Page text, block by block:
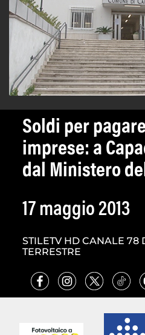
Soldi per
imprese: a
dal Ministero
17 maggio 2013
STILETV HD CANALE 78
TERRESTRE